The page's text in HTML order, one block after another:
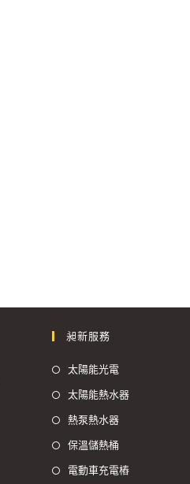
昶新服務
太陽能光電
太陽能熱水器
熱泵熱水器
保溫儲熱桶
電動車充電樁